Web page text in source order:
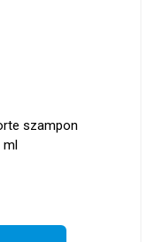
szampon
ml